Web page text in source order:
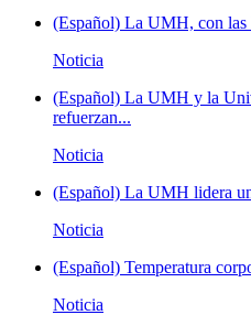
(Español) La UMH, con las
Noticia
(Español) La UMH y la
refuerzan...
Noticia
(Español) La UMH lidera
Noticia
(Español) Temperatura
Noticia